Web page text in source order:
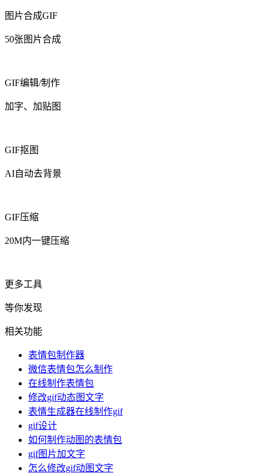
图片合成GIF
50张图片合成
GIF编辑/制作
加字、加贴图
GIF抠图
AI自动去背景
GIF压缩
20M内一键压缩
更多工具
等你发现
相关功能
表情包制作器
微信表情包怎么制作
在线制作表情包
修改gif动态图文字
表情生成器在线制作gif
gif设计
如何制作动图的表情包
gif图片加文字
怎么修改gif动图文字